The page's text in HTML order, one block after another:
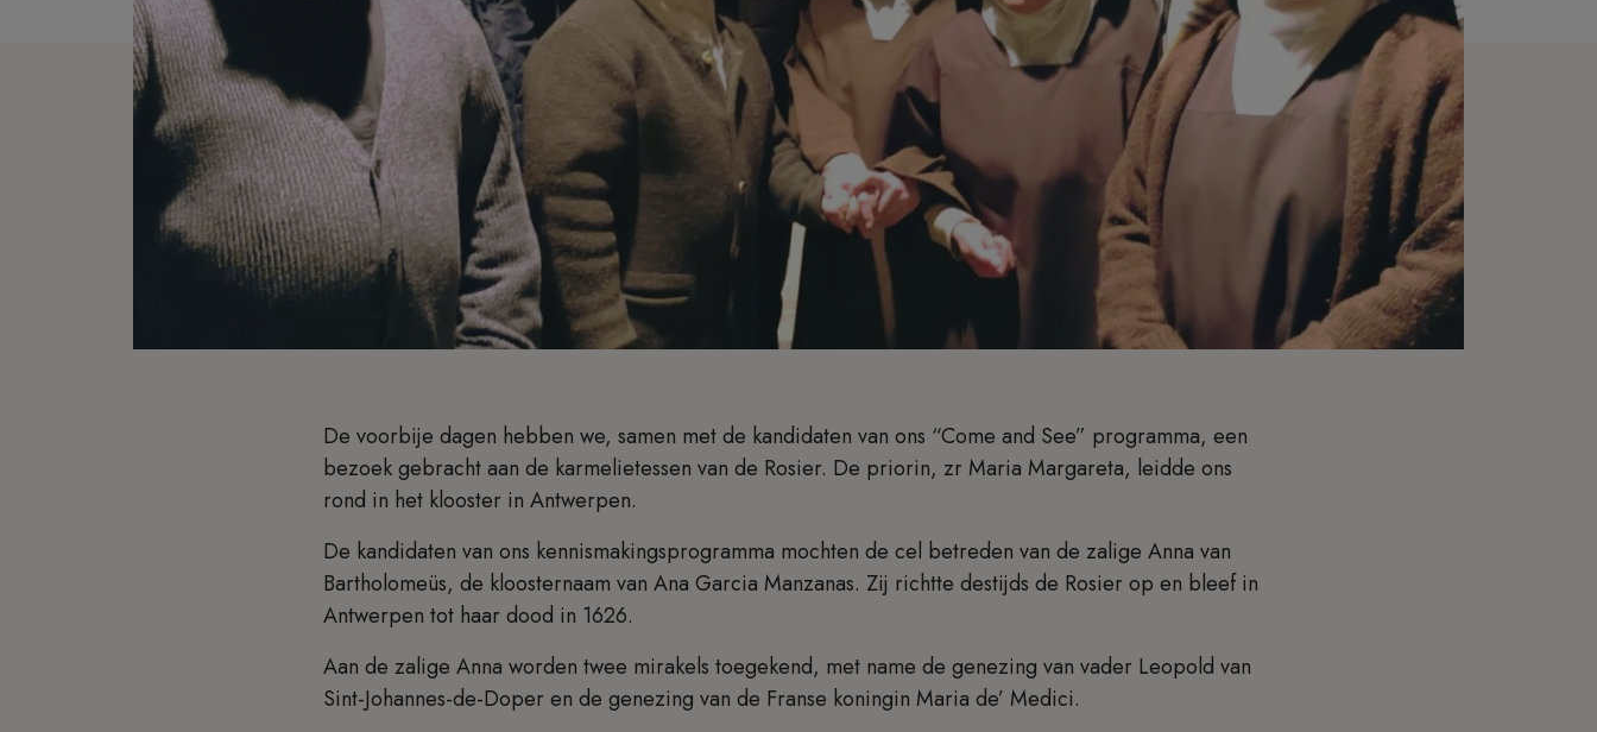
De voorbije dagen hebben we, samen met de kandidaten van ons “Come and See” programma, een
bezoek gebracht aan de karmelietessen van de Rosier. De priorin, zr Maria Margareta, leidde ons
rond in het klooster in Antwerpen.
De kandidaten van ons kennismakingsprogramma mochten de cel betreden van de zalige Anna van
Bartholomeüs, de kloosternaam van Ana Garcia Manzanas. Zij richtte destijds de Rosier op en bleef in
Antwerpen tot haar dood in 1626.
Aan de zalige Anna worden twee mirakels toegekend, met name de genezing van vader Leopold van
Sint-Johannes-de-Doper en de genezing van de Franse koningin Maria de’ Medici.